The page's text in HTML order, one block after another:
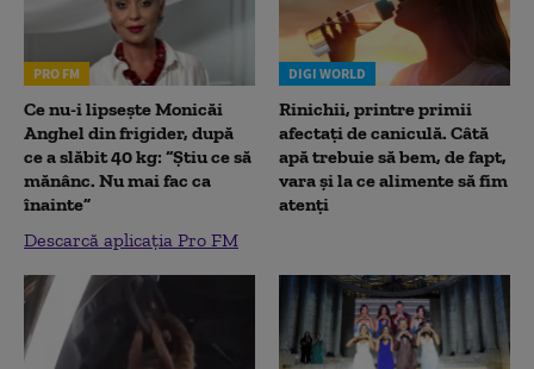
PRO FM
Ce nu-i lipsește Monicăi
Anghel din frigider, după
ce a slăbit 40 kg: “Știu ce să
mănânc. Nu mai fac ca
înainte”
Descarcă aplicația Pro FM
DIGI WORLD
Rinichii, printre primii
afectați de caniculă. Câtă
apă trebuie să bem, de fapt,
vara și la ce alimente să fim
atenți